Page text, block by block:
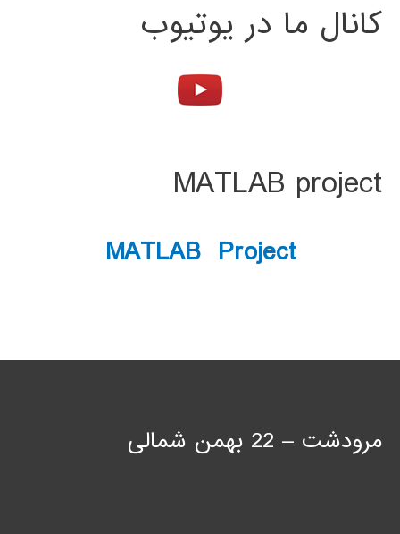
کانال ما در یوتیوب
MATLAB project
MATLAB Project
مرودشت – 22 بهمن شمالی